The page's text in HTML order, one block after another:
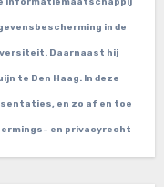
in de
Daarnaast hij
te Den Haag. In deze
en zo af en toe
en privacyrecht